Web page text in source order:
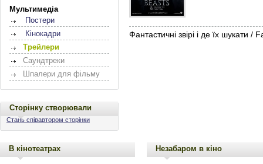
Мультимедіа
Постери
Кінокадри
Трейлери
Саундтреки
Шпалери для фільму
Сторінку створювали
Стань співавтором сторінки
Фантастичні звірі і де їх шукати
В кінотеатрах Незабаром в кіно